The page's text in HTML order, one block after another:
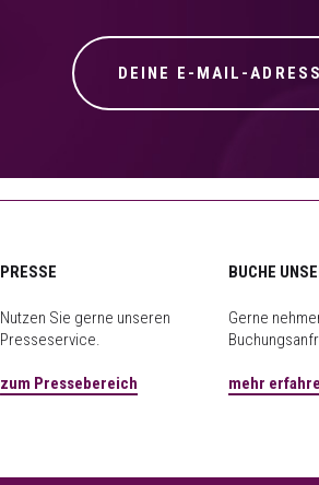
PRESSE
Nutzen Sie gerne unseren
Presseservice.
zum Pressebereich
BUCHE
Gerne
mehr